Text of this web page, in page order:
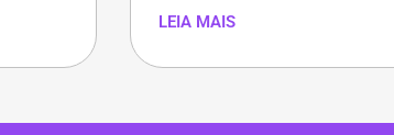
LEIA MAIS